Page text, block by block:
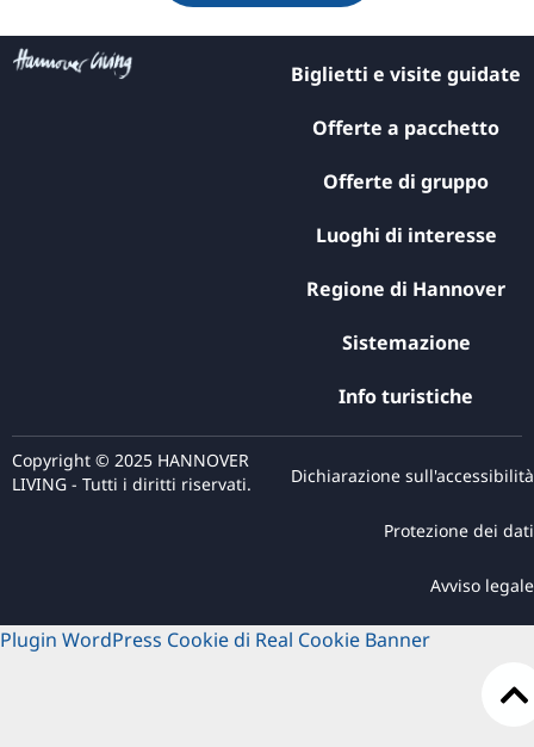
Biglietti e visite guidate
Offerte a pacchetto
Offerte di gruppo
Luoghi di interesse
Regione di Hannover
Sistemazione
Info turistiche
Copyright © 2025 HANNOVER
LIVING - Tutti i diritti riservati.
Dichiarazione sull'accessibilità
Protezione dei dati
Avviso legale
Plugin WordPress Cookie di Real Cookie Banner